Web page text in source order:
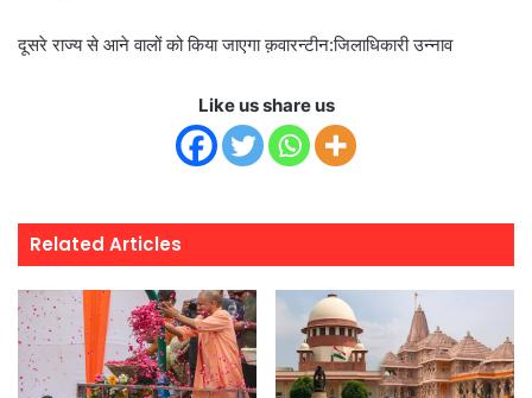
दूसरे राज्य से आने वालों को किया जाएगा क़वारन्टीन:जिलाधिकारी उन्नाव
Like us share us
Related Articles